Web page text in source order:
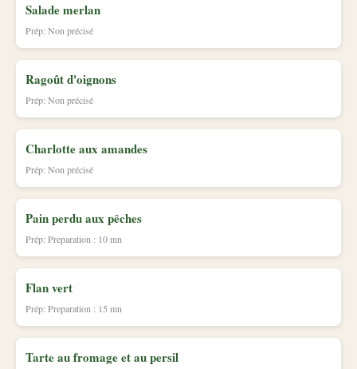
Salade merlan
Prép: Non précisé
Ragoût d'oignons
Prép: Non précisé
Charlotte aux amandes
Prép: Non précisé
Pain perdu aux pêches
Prép: Preparation : 10 mn
Flan vert
Prép: Preparation : 15 mn
Tarte au fromage et au persil